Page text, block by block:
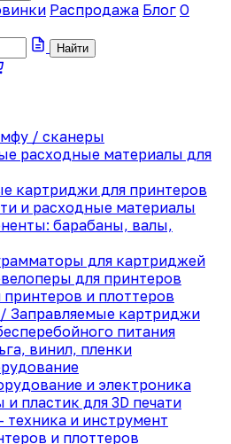
Распродажа Блог О
Найти
/ сканеры
расходные материалы для
картриджи для принтеров
и расходные материалы
барабаны, валы,
для картриджей
для принтеров
принтеров и плоттеров
картриджи
питания
винил, пленки
и электроника
и пластик для 3D печати
техника и инструмент
и плоттеров